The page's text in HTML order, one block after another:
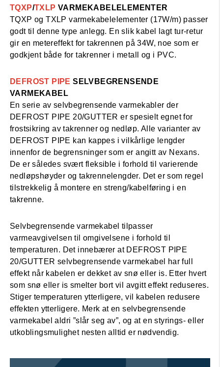
TQXP/TXLP VARMEKABELELEMENTER
TQXP og TXLP varmekabelelementer (17W/m) passer
godt til denne type anlegg. En slik kabel lagt tur-retur
gir en metereffekt for takrennen på 34W, noe som er
godkjent både for takrenner i metall og i PVC.
DEFROST PIPE SELVBEGRENSENDE
VARMEKABEL
En serie av selvbegrensende varmekabler der
DEFROST PIPE 20/GUTTER er spesielt egnet for
frostsikring av takrenner og nedløp. Alle varianter av
DEFROST PIPE kan kappes i vilkårlige lengder
innenfor de begrensninger som er angitt av Nexans.
De er således svært fleksible i forhold til varierende
nedløpshøyder og takrennelengder. Det er som regel
tilstrekkelig å montere en streng/kabelføring i en
takrenne.
Selvbegrensende varmekabel tilpasser
varmeavgivelsen til omgivelsene i forhold til
temperaturen. Det innebærer at DEFROST PIPE
20/GUTTER selvbegrensende varmekabel har full
effekt når kabelen er dekket av snø eller is. Etter hvert
som snø eller is smelter bort vil avgitt effekt reduseres.
Stiger temperaturen ytterligere, vil kabelen redusere
effekten ytterligere. Merk at en selvbegrensende
varmekabel aldri ”slår seg av”, og at en styrings- eller
utkoblingsmulighet nesten alltid er nødvendig.